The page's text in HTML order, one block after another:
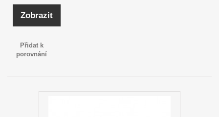
Zobrazit
Přidat k
porovnání